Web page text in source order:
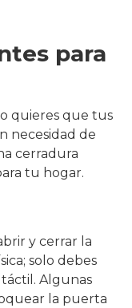
para
quieres que tus
necesidad de
cerradura
tu hogar.
y cerrar la
solo debes
Algunas
la puerta